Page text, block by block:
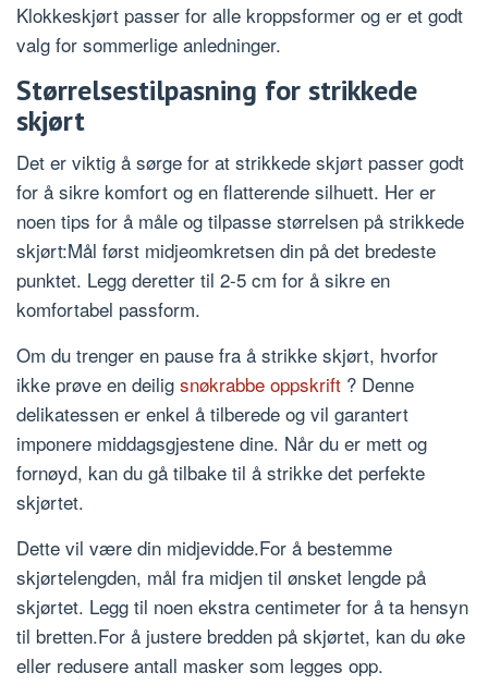
Klokkeskjørt passer for alle kroppsformer og er et godt
valg for sommerlige anledninger.
Størrelsestilpasning for strikkede
skjørt
Det er viktig å sørge for at strikkede skjørt passer godt
for å sikre komfort og en flatterende silhuett. Her er
noen tips for å måle og tilpasse størrelsen på strikkede
skjørt:Mål først midjeomkretsen din på det bredeste
punktet. Legg deretter til 2-5 cm for å sikre en
komfortabel passform.
Om du trenger en pause fra å strikke skjørt, hvorfor
ikke prøve en deilig snøkrabbe oppskrift ? Denne
delikatessen er enkel å tilberede og vil garantert
imponere middagsgjestene dine. Når du er mett og
fornøyd, kan du gå tilbake til å strikke det perfekte
skjørtet.
Dette vil være din midjevidde.For å bestemme
skjørtelengden, mål fra midjen til ønsket lengde på
skjørtet. Legg til noen ekstra centimeter for å ta hensyn
til bretten.For å justere bredden på skjørtet, kan du øke
eller redusere antall masker som legges opp.